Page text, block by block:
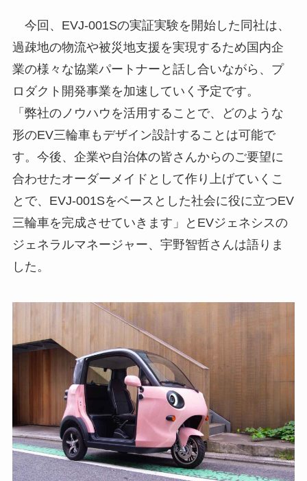
今回、EVJ-001Sの実証実験を開始した同社は、
過疎地の物流や被災地支援を実現するため国内企
業の様々な協業パートナーと話し合いながら、プ
ロダクト開発事業を加速していく予定です。
「弊社のノウハウを活用することで、どのような
形のEV三輪車もデザイン設計することは可能で
す。今後、企業や自治体の皆さんからのご要望に
合わせたオーダーメイドとして作り上げていくこ
とで、EVJ-001Sをベースとした社会に役に立つEV
三輪車を完成させていきます」とEVジェネシスの
ジェネラルマネージャー、宇野智哲さんは語りま
した。